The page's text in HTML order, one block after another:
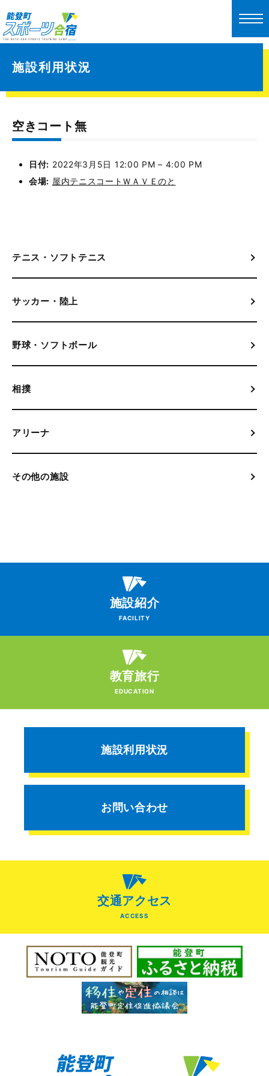
施設利用状況
空きコート無
日付: 2022年3月5日 12:00 PM – 4:00 PM
会場: 屋内テニスコートＷＡＶＥのと
テニス・ソフトテニス
サッカー・陸上
野球・ソフトボール
相撲
アリーナ
その他の施設
施設紹介
FACILITY
教育旅行
EDUCATION
施設利用状況
お問い合わせ
交通アクセス
ACCESS